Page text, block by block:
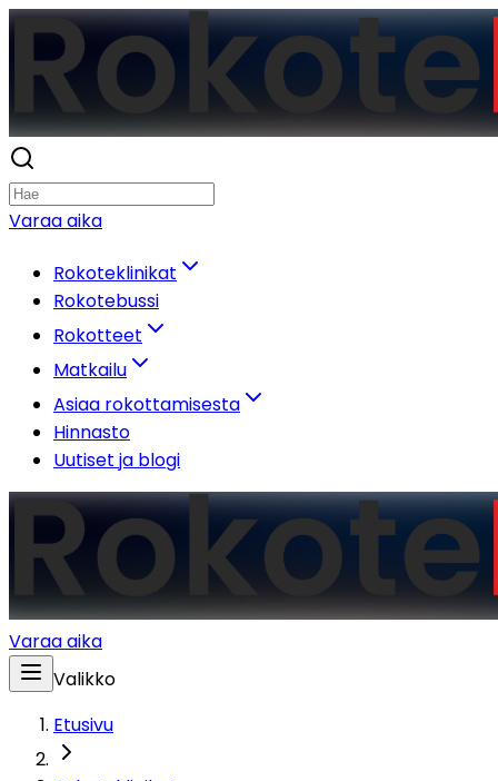
Varaa aika
Rokoteklinikat
Rokotebussi
Rokotteet
Matkailu
Asiaa rokottamisesta
Hinnasto
Uutiset ja blogi
Varaa aika
Valikko
Etusivu